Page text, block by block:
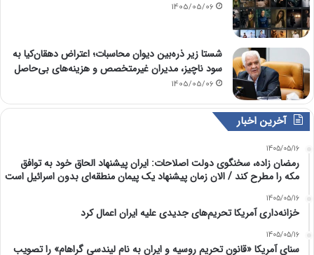
1405/05/06
شستا زیر ذره‌بین دیوان محاسبات؛ اعتراض دهقان‌کیا به
سود ناچیز، مدیران غیرمتخصص و هزینه‌های بی‌حاصل
1405/05/06
آخرین اخبار
1405/05/16
رمضان زاده، سخنگوی دولت اصلاحات: ایران پیشنهاد الحاق خود به توافق
مکه را مطرح کند / الان زمان پیشنهاد یک پیمان منطقه‌ای بدون اسرائیل است
1405/05/16
خزانه‌داری آمریکا تحریم‌های جدیدی علیه ایران اعمال کرد
1405/05/16
سنای آمریکا «قانون تحریم روسیه و ایران به نام لیندسی گراهام» را تصویب